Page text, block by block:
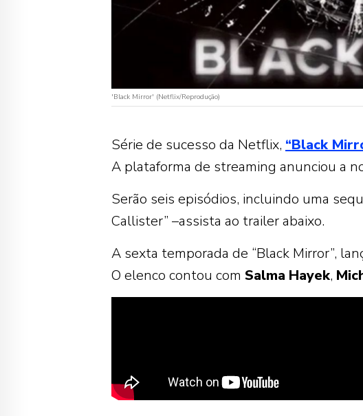
'Black Mirror' (Netflix/Reprodução)
Série de sucesso da Netflix, “Black
A plataforma de streaming anunciou a
Serão seis episódios, incluindo uma
Callister” –assista ao trailer abaixo.
A sexta temporada de “Black Mirror”,
O elenco contou com Salma Hayek,